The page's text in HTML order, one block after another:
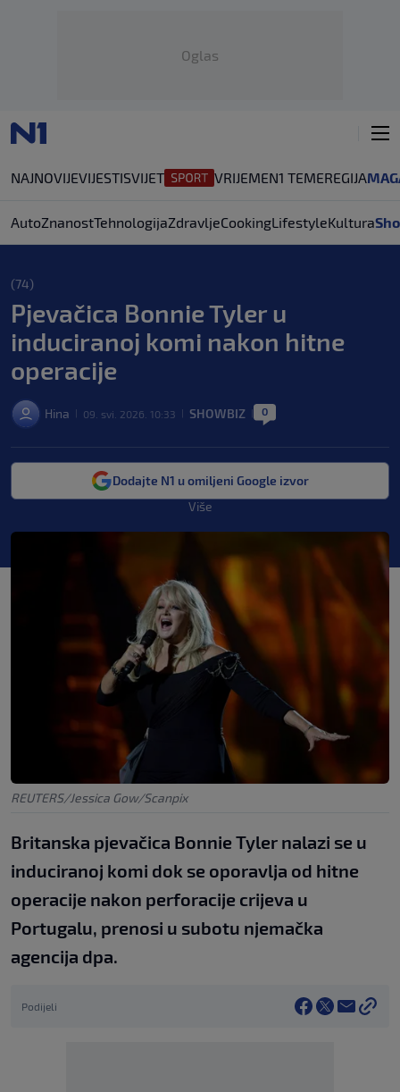
Oglas
NAJNOVIJEVIJESTISVIJET VRIJEMEN1 TEMEREGIJA
AutoZnanostTehnologijaZdravljeCookingLifestyleKultura
(74)
Pjevačica Bonnie Tyler u
induciranoj komi nakon hitne
operacije
Hina 09. svi. 2026. 10:33 SHOWBIZ 0
Dodajte N1 u omiljeni Google izvor
Više
REUTERS/Jessica Gow/Scanpix
Britanska pjevačica Bonnie Tyler nalazi se u
induciranoj komi dok se oporavlja od hitne
operacije nakon perforacije crijeva u
Portugalu, prenosi u subotu njemačka
agencija dpa.
Podijeli